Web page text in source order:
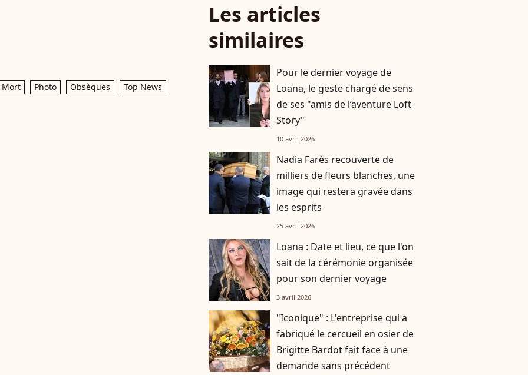
Mort Photo Obsèques Top News
Les articles
similaires
Pour le dernier voyage de
Loana, le geste chargé de sens
de ses "amis de l’aventure Loft
Story"
10 avril 2026
Nadia Farès recouverte de
milliers de fleurs blanches, une
image qui restera gravée dans
les esprits
25 avril 2026
Loana : Date et lieu, ce que l'on
sait de la cérémonie organisée
pour son dernier voyage
3 avril 2026
"Iconique" : L'entreprise qui a
fabriqué le cercueil en osier de
Brigitte Bardot fait face à une
demande sans précédent